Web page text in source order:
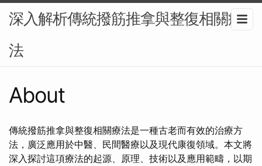
深入解析傳統撥筋推拿與整復相關療
法
About
傳統撥筋推拿與整復相關療法是一種古老而有效的治療方
法，廣泛應用於中醫、民間醫療以及現代康復領域。本文將
深入探討這項療法的起源、原理、技術以及應用範疇，以期